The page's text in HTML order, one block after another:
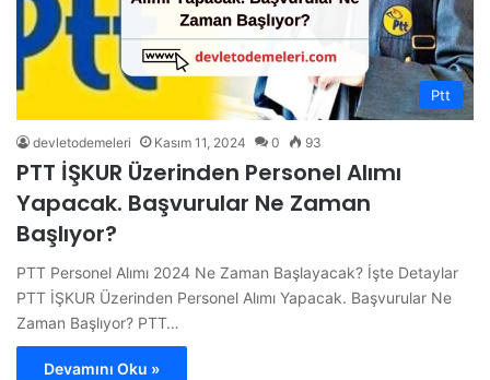
Ptt
devletodemeleri Kasım 11, 2024 0 93
PTT İŞKUR Üzerinden Personel Alımı
Yapacak. Başvurular Ne Zaman
Başlıyor?
PTT Personel Alımı 2024 Ne Zaman Başlayacak? İşte Detaylar
PTT İŞKUR Üzerinden Personel Alımı Yapacak. Başvurular Ne
Zaman Başlıyor? PTT…
Devamını Oku »